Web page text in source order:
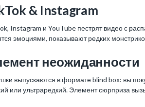
& Instagram
Instagram и YouTube пестрят видео с
эмоциями, показывают редких
неожиданности
выпускаются в формате blind box: вы
или ультраредкий. Элемент сюрприза